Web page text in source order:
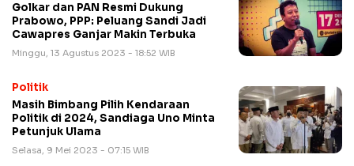
Golkar dan PAN Resmi Dukung
Prabowo, PPP: Peluang Sandi Jadi
Cawapres Ganjar Makin Terbuka
Minggu, 13 Agustus 2023 - 18:52 WIB
Politik
Masih Bimbang Pilih Kendaraan
Politik di 2024, Sandiaga Uno Minta
Petunjuk Ulama
Selasa, 9 Mei 2023 - 07:15 WIB